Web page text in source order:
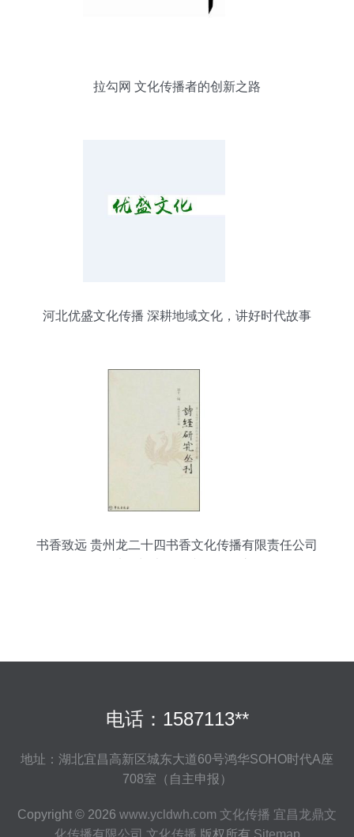
拉勾网 文化传播者的创新之路
河北优盛文化传播 深耕地域文化，讲好时代故事
书香致远 贵州龙二十四书香文化传播有限责任公司
电话：1587113**
地址：湖北宜昌高新区城东大道60号鸿华SOHO时代A座
708室（自主申报）
Copyright © 2026 www.ycldwh.com 文化传播 宜昌龙鼎文
化传播有限公司 文化传播 版权所有 Sitemap